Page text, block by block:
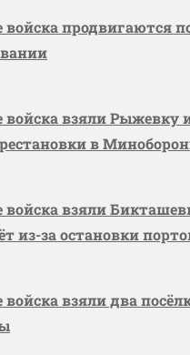
войска продвигаются
войска взяли
в
войска взяли
из-за остановки
взяли два